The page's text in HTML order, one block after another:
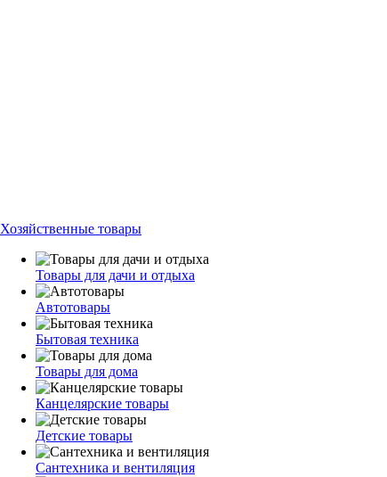
Хозяйственные товары
Товары для дачи и отдыха
Автотовары
Бытовая техника
Товары для дома
Канцелярские товары
Детские товары
Сантехника и вентиляция